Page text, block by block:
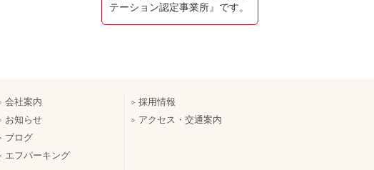
テーション認定事業所』です。
会社案内
お知らせ
ブログ
エフパーキング
採用情報
アクセス・交通案内